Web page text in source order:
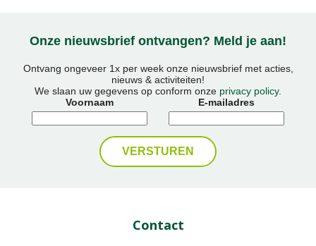
Onze nieuwsbrief ontvangen? Meld je aan!
Ontvang ongeveer 1x per week onze nieuwsbrief met acties,
nieuws & activiteiten!
We slaan uw gegevens op conform onze privacy policy.
Voornaam
E-mailadres
Contact